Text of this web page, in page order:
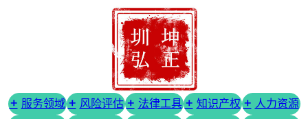
服务领域 风险评估 法律工具 知识产权
人力资源